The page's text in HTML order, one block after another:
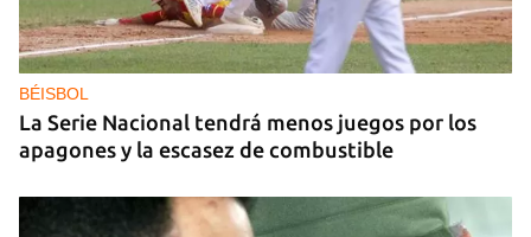
GAS
Los puntos de ProGas vuelven a cerrar en La
Habana tras agotarse las balitas de gas en
dólares
BÉISBOL
La Serie Nacional tendrá menos juegos por los
apagones y la escasez de combustible